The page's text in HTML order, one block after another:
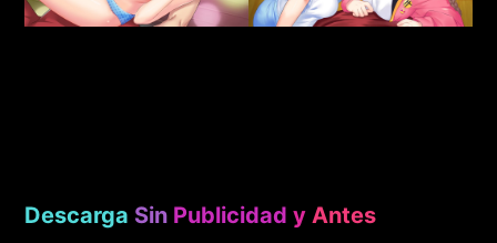
Descarga Sin Publicidad y Antes